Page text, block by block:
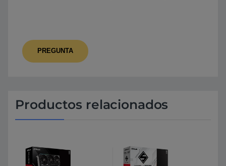
Productos relacionados